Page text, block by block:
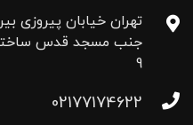
تهران خیابان پیروزی
9
02177174622